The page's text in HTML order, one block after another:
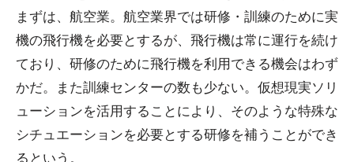
まずは、航空業。航空業界では研修・訓練のために実
機の飛行機を必要とするが、飛行機は常に運行を続け
ており、研修のために飛行機を利用できる機会はわず
かだ。また訓練センターの数も少ない。仮想現実ソリ
ューションを活用することにより、そのような特殊な
シチュエーションを必要とする研修を補うことができ
るという。